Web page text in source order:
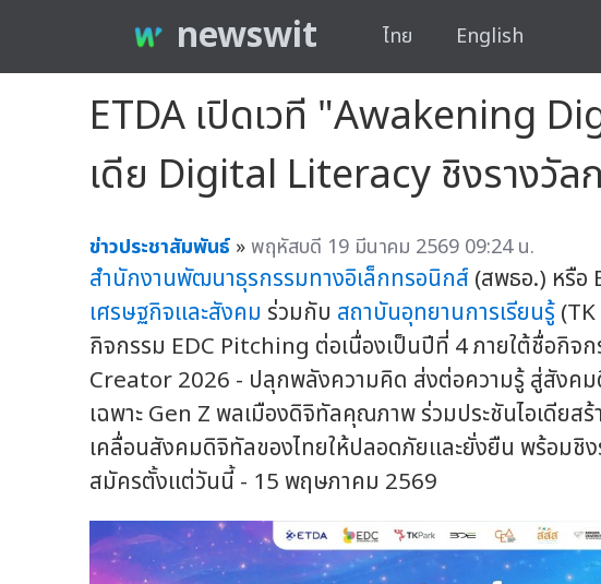
newswit ไทย English
ETDA เปิดเวที "Awakening
เดีย Digital Literacy ชิงรางวั
ข่าวประชาสัมพันธ์ »พฤหัสบดี 19 มีนาคม 2569 09:24 น.
สำนักงานพัฒนาธุรกรรมทางอิเล็กทรอนิกส์ (สพธอ.) หรือ
เศรษฐกิจและสังคม ร่วมกับ สถาบันอุทยานการเรียนรู้
กิจกรรม EDC Pitching ต่อเนื่องเป็นปีที่ 4 ภายใต้ชื่อ
Creator 2026 - ปลุกพลังความคิด ส่งต่อความรู้ สู่สังค
เฉพาะ Gen Z พลเมืองดิจิทัลคุณภาพ ร่วมประชันไอเดีย
เคลื่อนสังคมดิจิทัลของไทยให้ปลอดภัยและยั่งยืน พร้อมชิ
สมัครตั้งแต่วันนี้ - 15 พฤษภาคม 2569